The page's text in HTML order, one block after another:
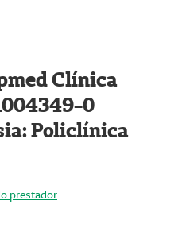
Clínica
0
Policlínica
prestador